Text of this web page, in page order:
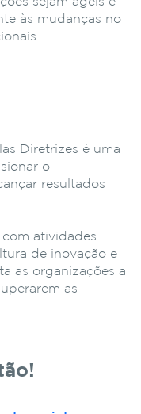
às mudanças no
Diretrizes é uma
o
resultados
atividades
de inovação e
as organizações a
as